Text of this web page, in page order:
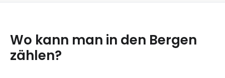
Wo kann man in den Bergen
zählen?